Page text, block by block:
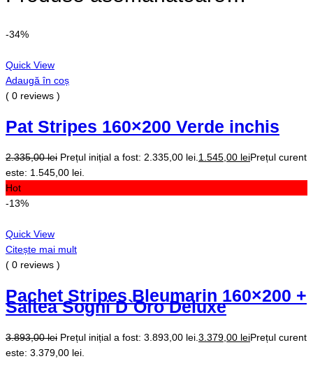
-34%
Quick View
Adaugă în coș
( 0 reviews )
Pat Stripes 160×200 Verde inchis
2.335,00lei Prețul inițial a fost: 2.335,00 lei.1.545,00 leiPrețul curent
este: 1.545,00 lei.
Hot
-13%
Quick View
Citește mai mult
( 0 reviews )
Pachet Stripes Bleumarin 160×200 +
Saltea Sogni D`Oro Deluxe
3.893,00lei Prețul inițial a fost: 3.893,00 lei.3.379,00 leiPrețul curent
este: 3.379,00 lei.